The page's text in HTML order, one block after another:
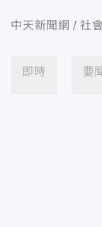
中天新聞網 社
即時 要